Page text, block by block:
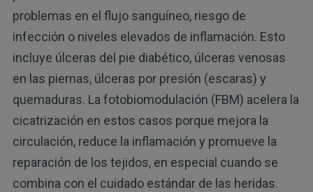
problemas en el flujo sanguíneo, riesgo de
infección o niveles elevados de inflamación. Esto
incluye úlceras del pie diabético, úlceras venosas
en las piernas, úlceras por presión (escaras) y
quemaduras. La fotobiomodulación (FBM) acelera la
cicatrización en estos casos porque mejora la
circulación, reduce la inflamación y promueve la
reparación de los tejidos, en especial cuando se
combina con el cuidado estándar de las heridas.